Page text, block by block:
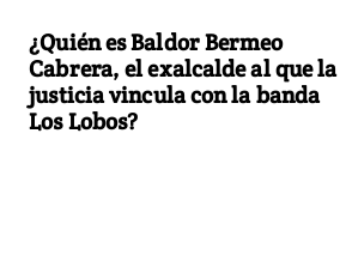
¿Quién es Baldor Bermeo
Cabrera, el exalcalde al que la
justicia vincula con la banda
Los Lobos?